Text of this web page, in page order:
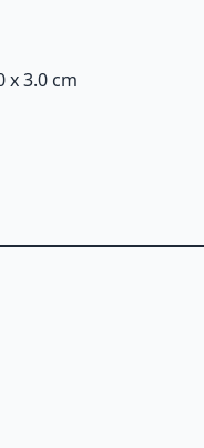
x 3.0 cm